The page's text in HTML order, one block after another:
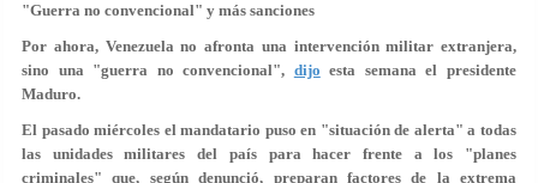
"Guerra no convencional" y más sanciones
Por ahora, Venezuela no afronta una intervención militar extranjera,
sino una "guerra no convencional", dijo esta semana el presidente
Maduro.
El pasado miércoles el mandatario puso en "situación de alerta" a todas
las unidades militares del país para hacer frente a los "planes
criminales" que, según denunció, preparan factores de la extrema